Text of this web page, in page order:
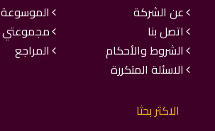
عن الشركة
الموسوعة
اتصل بنا
مجموعتي
الشروط والأحكام
المراجع
الاسئلة المتكررة
الاكثر بحثا